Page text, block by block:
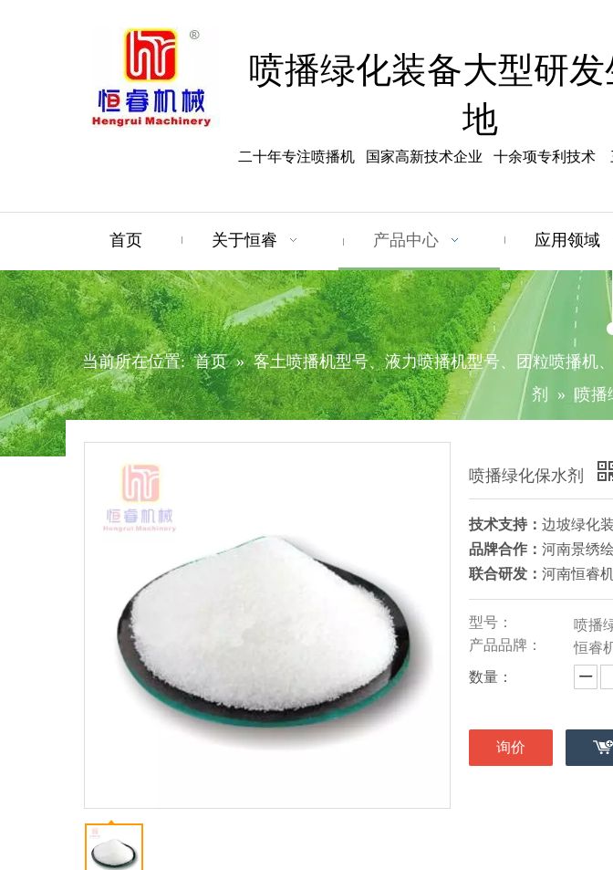
喷播绿化装备大型研
地
二十年专注喷播机 国家高新技术企业 十余项专利技术
首页 关于恒睿 产品中心 应用领域
当前所在位置: 首页 » 客土喷播机型号、液力喷播机型号、团粒喷播
剂
» 喷播
喷播绿化保水剂
技术支持： 边坡绿化
品牌合作： 河南景绣
联合研发： 河南恒睿
型号：
喷播
产品品牌：
恒睿
数量：
询价